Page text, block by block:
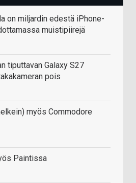
on miljardin edestä iPhone-
muistipiirejä
tiputtavan Galaxy S27
pois
myös Commodore
Paintissa